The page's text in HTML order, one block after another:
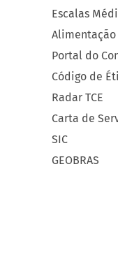
Escalas
Alimentação
Portal do
Código de
Radar TCE
Carta de
SIC
GEOBRAS